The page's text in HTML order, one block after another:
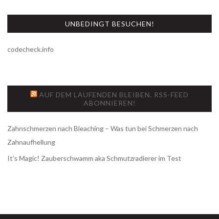
UNBEDINGT BESUCHEN!
codecheck.info
AUF DEM LAUFENDEN BLEIBEN. RSS-FEED
ABONNIEREN!
Zahnschmerzen nach Bleaching – Was tun bei Schmerzen nach
Zahnaufhellung
It’s Magic! Zauberschwamm aka Schmutzradierer im Test